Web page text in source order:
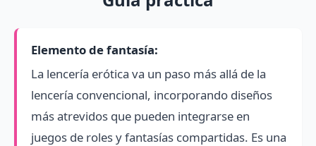
Elemento de fantasía:
La lencería erótica va un paso más allá de la
lencería convencional, incorporando diseños
más atrevidos que pueden integrarse en
juegos de roles y fantasías compartidas. Es una